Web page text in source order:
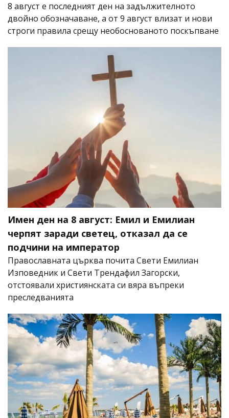
8 август е последният ден на задължителното
двойно обозначаване, а от 9 август влизат и нови
строги правила срещу необоснованото поскъпване
Имен ден на 8 август: Емил и Емилиан
черпят заради светец, отказал да се
подчини на император
Православната църква почита Свети Емилиан
Изповедник и Свети Трендафил Загорски,
отстоявали християнската си вяра въпреки
преследванията